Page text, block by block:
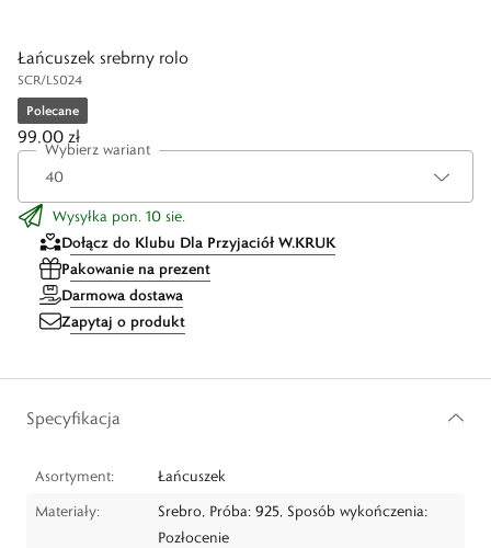
Łańcuszek srebrny rolo
SCR/LS024
Polecane
99,00 zł
Wybierz wariant
Wysyłka pon. 10 sie.
Dołącz do Klubu Dla Przyjaciół W.KRUK
Pakowanie na prezent
Darmowa dostawa
Zapytaj o produkt
Specyfikacja
Asortyment:
Łańcuszek
Materiały:
Srebro, Próba: 925, Sposób wykończenia:
Pozłocenie